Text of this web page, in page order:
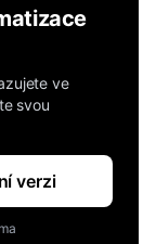
ve
svou
verzi